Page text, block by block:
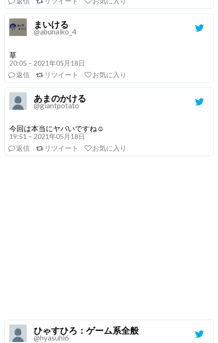
まいける
@abunaiko_4
草
20:05 – 2021年05月18日
返信
リツイート お気に入り
あまのかける
@giantpotato
今回は本当にヤバいですね☺️
19:51 – 2021年05月18日
返信
リツイート お気に入り
ひゃすひろ：ゲーム系全般
@hyasuhi6